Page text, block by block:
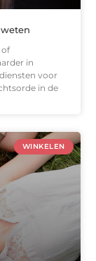
of
in
voor
in de
WINKELEN